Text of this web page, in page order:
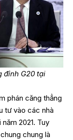
đỉnh G20 tại
phán căng thẳng
tư vào các nhà
2021. Tuy
chung là